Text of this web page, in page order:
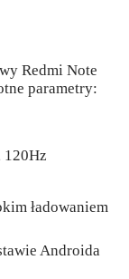
Redmi Note
parametry:
120Hz
ładowaniem
Androida